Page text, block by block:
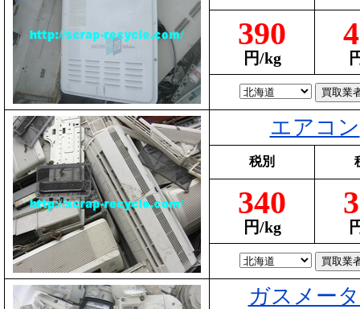
390
円/kg
エアコン
税別
340
円/kg
ガスメー